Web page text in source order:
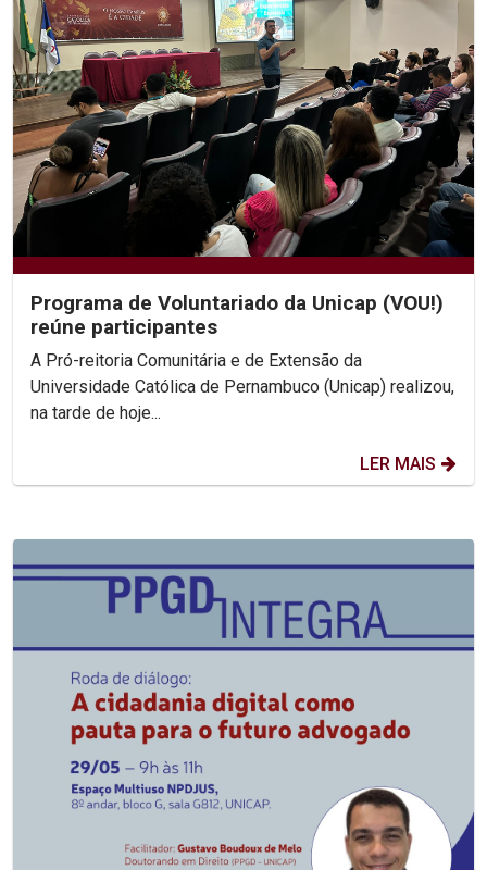
Programa de Voluntariado da Unicap (VOU!)
reúne participantes
A Pró-reitoria Comunitária e de Extensão da
Universidade Católica de Pernambuco (Unicap) realizou,
na tarde de hoje...
LER MAIS